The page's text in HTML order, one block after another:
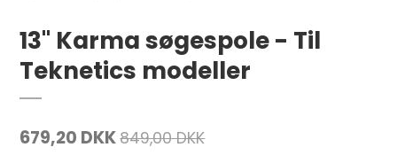
13" Karma søgespole - Til
Teknetics modeller
679,20 DKK849,00 DKK